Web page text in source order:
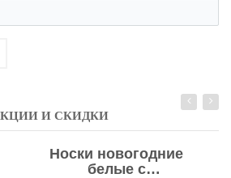
И СКИДКИ
Носки новогодние
белые с